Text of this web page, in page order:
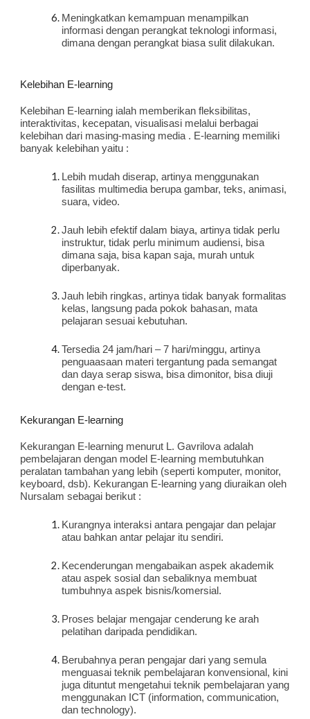
Meningkatkan kemampuan menampilkan
informasi dengan perangkat teknologi informasi,
dimana dengan perangkat biasa sulit dilakukan.
Kelebihan E-learning
Kelebihan E-learning ialah memberikan fleksibilitas,
interaktivitas, kecepatan, visualisasi melalui berbagai
kelebihan dari masing-masing media . E-learning memiliki
banyak kelebihan yaitu :
Lebih mudah diserap, artinya menggunakan
fasilitas multimedia berupa gambar, teks, animasi,
suara, video.
Jauh lebih efektif dalam biaya, artinya tidak perlu
instruktur, tidak perlu minimum audiensi, bisa
dimana saja, bisa kapan saja, murah untuk
diperbanyak.
Jauh lebih ringkas, artinya tidak banyak formalitas
kelas, langsung pada pokok bahasan, mata
pelajaran sesuai kebutuhan.
Tersedia 24 jam/hari – 7 hari/minggu, artinya
penguaasaan materi tergantung pada semangat
dan daya serap siswa, bisa dimonitor, bisa diuji
dengan e-test.
Kekurangan E-learning
Kekurangan E-learning menurut L. Gavrilova adalah
pembelajaran dengan model E-learning membutuhkan
peralatan tambahan yang lebih (seperti komputer, monitor,
keyboard, dsb). Kekurangan E-learning yang diuraikan oleh
Nursalam sebagai berikut :
Kurangnya interaksi antara pengajar dan pelajar
atau bahkan antar pelajar itu sendiri.
Kecenderungan mengabaikan aspek akademik
atau aspek sosial dan sebaliknya membuat
tumbuhnya aspek bisnis/komersial.
Proses belajar mengajar cenderung ke arah
pelatihan daripada pendidikan.
Berubahnya peran pengajar dari yang semula
menguasai teknik pembelajaran konvensional, kini
juga dituntut mengetahui teknik pembelajaran yang
menggunakan ICT (information, communication,
dan technology).